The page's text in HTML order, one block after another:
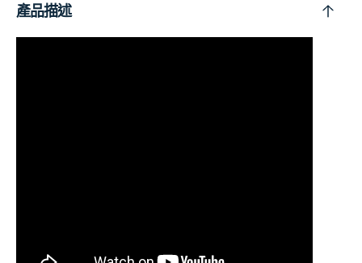
產品描述